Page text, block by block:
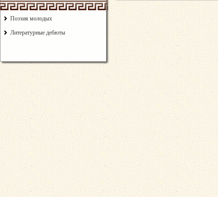
Поэзия молодых
Литературные дебюты